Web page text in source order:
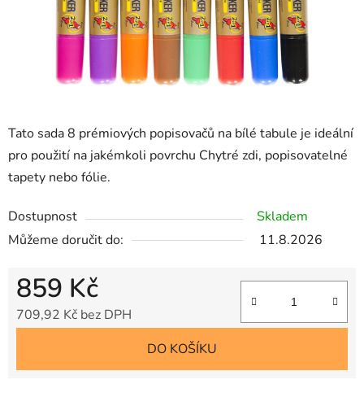
Tato sada 8 prémiových popisovačů na bílé tabule je ideální
pro použití na jakémkoli povrchu Chytré zdi, popisovatelné
tapety nebo fólie.
Dostupnost
Skladem
Můžeme doručit do:
11.8.2026
859 Kč
709,92 Kč bez DPH
DO KOŠÍKU